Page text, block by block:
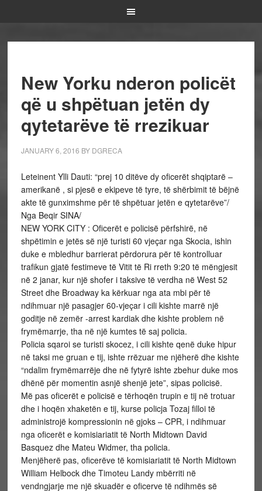
New Yorku nderon policët
që u shpëtuan jetën dy
qytetarëve të rrezikuar
JANUARY 6, 2016 BY DGRECA
Leteinent Ylli Dauti: “prej 10 ditëve dy oficerët shqiptarë –
amerikanë , si pjesë e ekipeve të tyre, të shërbimit të bëjnë
akte të gunximshme për të shpëtuar jetën e qytetarëve”/
Nga Beqir SINA/
NEW YORK CITY : Oficerët e policisë përfshirë, në
shpëtimin e jetës së një turisti 60 vjeçar nga Skocia, ishin
duke e mbledhur barrierat përdorura për të kontrolluar
trafikun gjatë festimeve të Vitit të Ri rreth 9:20 të mëngjesit
në 2 janar, kur një shofer i taksive të verdha në West 52
Street dhe Broadway ka kërkuar nga ata mbi për të
ndihmuar një pasagjer 60-vjeçar i cili kishte marrë një
goditje në zemër -arrest kardiak dhe kishte problem në
frymëmarrje, tha në një kumtes të saj policia.
Policia sqaroi se turisti skocez, i cili kishte qenë duke hipur
në taksi me gruan e tij, ishte rrëzuar me njëherë dhe kishte
“ndalim frymëmarrëje dhe në fytyrë ishte zbehur duke mos
dhënë për momentin asnjë shenjë jete”, sipas policisë.
Më pas oficerët e policisë e tërhoqën trupin e tij në trotuar
dhe i hoqën xhaketën e tij, kurse policja Tozaj filloi të
administrojë kompressionin në gjoks – CPR, i ndihmuar
nga oficerët e komisiariatit të North Midtown David
Basquez dhe Mateu Widmer, tha policia.
Menjëherë pas, oficerëve të komisiariatit të North Midtown
William Helbock dhe Timoteu Landy mbërriti në
vendngjarje me një skuadër e oficerve të ndihmës së